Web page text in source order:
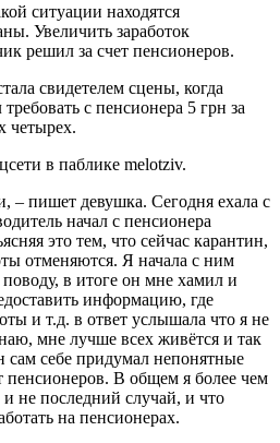
ситуации находятся
Увеличить заработок
решил за счет пенсионеров.
свидетелем сцены, когда
с пенсионера 5 грн за
четырех.
в паблике melotziv.
– пишет девушка. Сегодня ехала с
начал с пенсионера
это тем, что сейчас карантин,
отменяются. Я начала с ним
в итоге он мне хамил и
информацию, где
и т.д. в ответ услышала что я не
мне лучше всех живётся и так
сам себе придумал непонятные
пенсионеров. В общем я более чем
не последний случай, и что
на пенсионерах.